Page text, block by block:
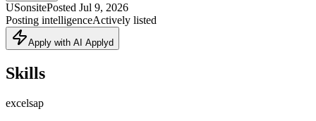
USonsitePosted Jul 9, 2026
Posting intelligenceActively listed
Apply with AI Applyd
Skills
excelsap